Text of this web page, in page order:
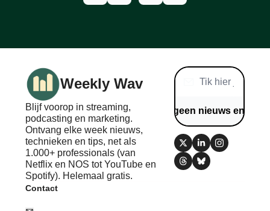
Weekly Wav
Blijf voorop in streaming,
podcasting en marketing.
Ontvang elke week nieuws,
technieken en tips, net als
1.000+ professionals (van
Netflix en NOS tot YouTube en
Spotify). Helemaal gratis.
Mis geen nieuws en tips
Contact